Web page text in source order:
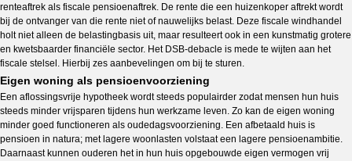
renteaftrek als fiscale pensioenaftrek. De rente die een huizenkoper aftrekt wordt
bij de ontvanger van die rente niet of nauwelijks belast. Deze fiscale windhandel
holt niet alleen de belastingbasis uit, maar resulteert ook in een kunstmatig grotere
en kwetsbaarder financiële sector. Het DSB-debacle is mede te wijten aan het
fiscale stelsel. Hierbij zes aanbevelingen om bij te sturen.
Eigen woning als pensioenvoorziening
Een aflossingsvrije hypotheek wordt steeds populairder zodat mensen hun huis
steeds minder vrijsparen tijdens hun werkzame leven. Zo kan de eigen woning
minder goed functioneren als oudedagsvoorziening. Een afbetaald huis is
pensioen in natura; met lagere woonlasten volstaat een lagere pensioenambitie.
Daarnaast kunnen ouderen het in hun huis opgebouwde eigen vermogen vrij